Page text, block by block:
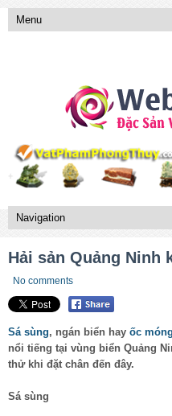
Hải sản Quảng Ninh
No comments
Sá sùng, ngán biển hay ốc
nổi tiếng tại vùng biển Quảng
thử khi đặt chân đến đây.
Sá sùng